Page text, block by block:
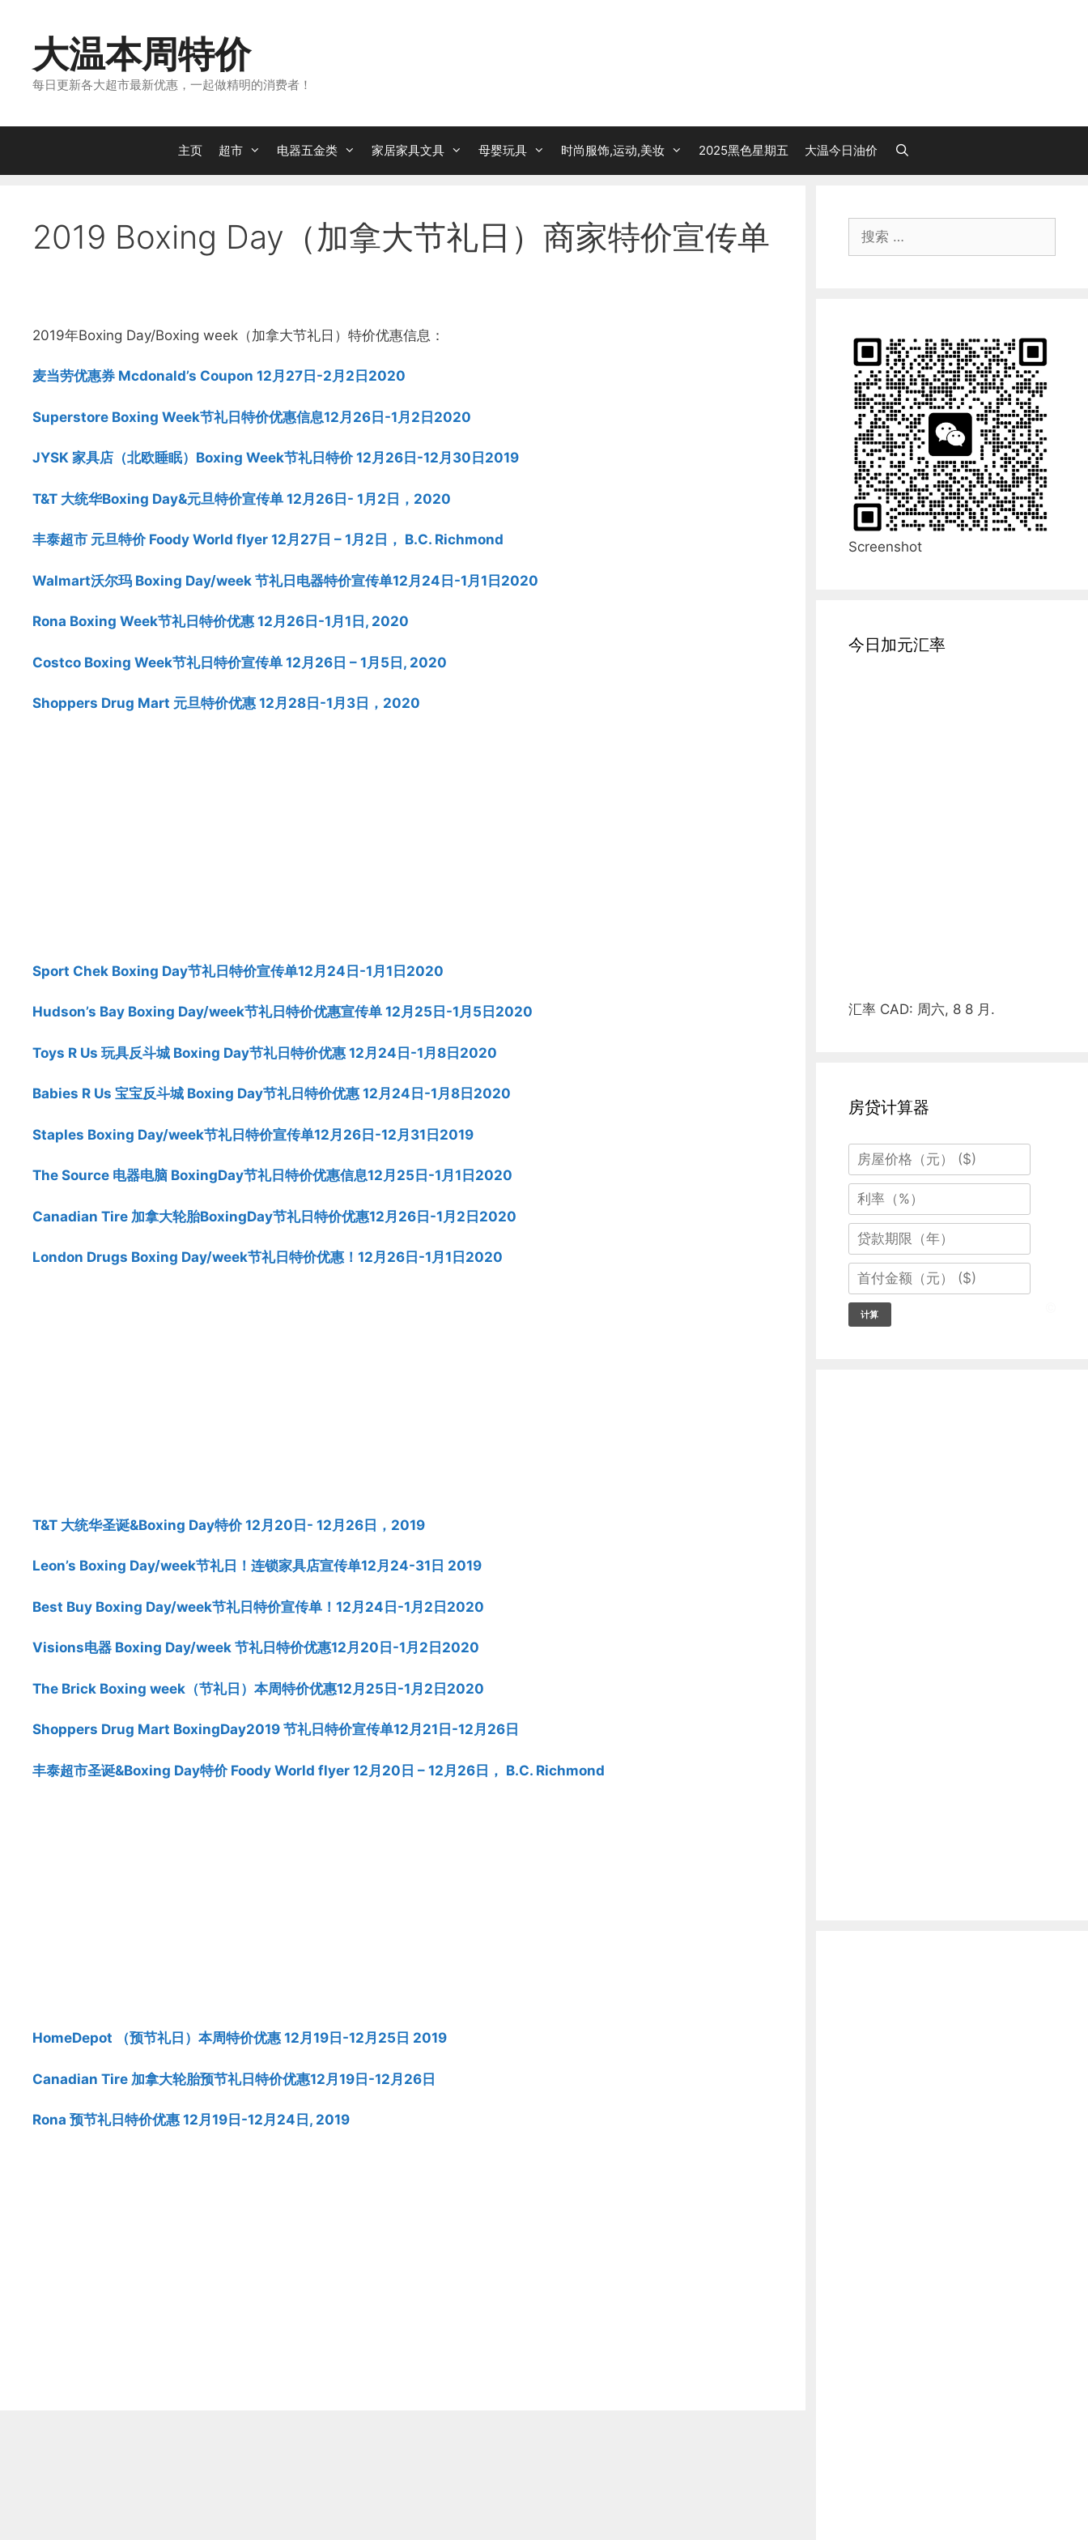
大温本周特价
每日更新各大超市最新优惠，一起做精明的消费者！
主页 超市 电器五金类 家居家具文具 母婴玩具 时尚服饰,运动,美妆 2025黑色星期五 大温今日油价
2019 Boxing Day（加拿大节礼日）商家特价宣传单
2019年Boxing Day/Boxing week（加拿大节礼日）特价优惠信息：
麦当劳优惠券 Mcdonald’s Coupon 12月27日-2月2日2020
Superstore Boxing Week节礼日特价优惠信息12月26日-1月2日2020
JYSK 家具店（北欧睡眠）Boxing Week节礼日特价 12月26日-12月30日2019
T&T 大统华Boxing Day&元旦特价宣传单 12月26日- 1月2日，2020
丰泰超市 元旦特价 Foody World flyer 12月27日 – 1月2日， B.C. Richmond
Walmart沃尔玛 Boxing Day/week 节礼日电器特价宣传单12月24日-1月1日2020
Rona Boxing Week节礼日特价优惠 12月26日-1月1日, 2020
Costco Boxing Week节礼日特价宣传单 12月26日 – 1月5日, 2020
Shoppers Drug Mart 元旦特价优惠 12月28日-1月3日，2020
Sport Chek Boxing Day节礼日特价宣传单12月24日-1月1日2020
Hudson’s Bay Boxing Day/week节礼日特价优惠宣传单 12月25日-1月5日2020
Toys R Us 玩具反斗城 Boxing Day节礼日特价优惠 12月24日-1月8日2020
Babies R Us 宝宝反斗城 Boxing Day节礼日特价优惠 12月24日-1月8日2020
Staples Boxing Day/week节礼日特价宣传单12月26日-12月31日2019
The Source 电器电脑 BoxingDay节礼日特价优惠信息12月25日-1月1日2020
Canadian Tire 加拿大轮胎BoxingDay节礼日特价优惠12月26日-1月2日2020
London Drugs Boxing Day/week节礼日特价优惠！12月26日-1月1日2020
T&T 大统华圣诞&Boxing Day特价 12月20日- 12月26日，2019
Leon’s Boxing Day/week节礼日！连锁家具店宣传单12月24-31日 2019
Best Buy Boxing Day/week节礼日特价宣传单！12月24日-1月2日2020
Visions电器 Boxing Day/week 节礼日特价优惠12月20日-1月2日2020
The Brick Boxing week（节礼日）本周特价优惠12月25日-1月2日2020
Shoppers Drug Mart BoxingDay2019 节礼日特价宣传单12月21日-12月26日
丰泰超市圣诞&Boxing Day特价 Foody World flyer 12月20日 – 12月26日， B.C. Richmond
HomeDepot （预节礼日）本周特价优惠 12月19日-12月25日 2019
Canadian Tire 加拿大轮胎预节礼日特价优惠12月19日-12月26日
Rona 预节礼日特价优惠 12月19日-12月24日, 2019
索：
Screenshot
今日加元汇率
汇率 CAD: 周六, 8 8 月.
房贷计算器